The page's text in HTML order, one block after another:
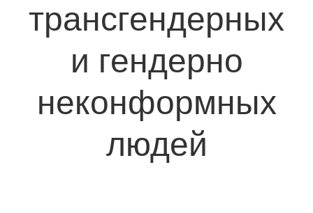
трансгендерных
и гендерно
неконформных
людей